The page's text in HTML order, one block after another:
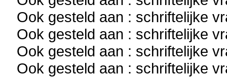
Ook gesteld aan : schriftelijke
Ook gesteld aan : schriftelijke
Ook gesteld aan : schriftelijke
Ook gesteld aan : schriftelijke